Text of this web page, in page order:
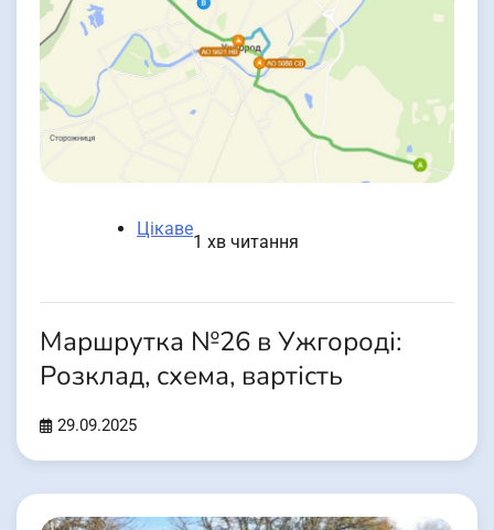
Цікаве
1 хв читання
Маршрутка №26 в Ужгороді:
Розклад, схема, вартість
29.09.2025